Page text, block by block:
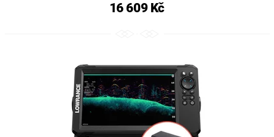
16 609 Kč